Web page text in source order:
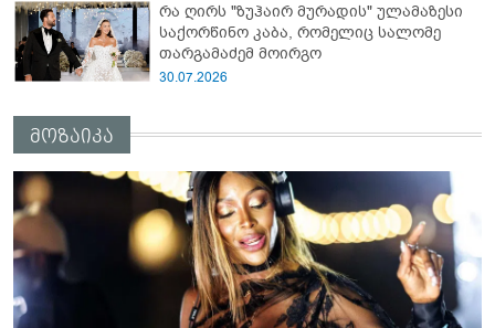
რა ღირს "ზუჰაირ მურადის" ულამაზესი
საქორწინო კაბა, რომელიც სალომე
თარგამაძემ მოირგო
30.07.2026
მოზაიკა